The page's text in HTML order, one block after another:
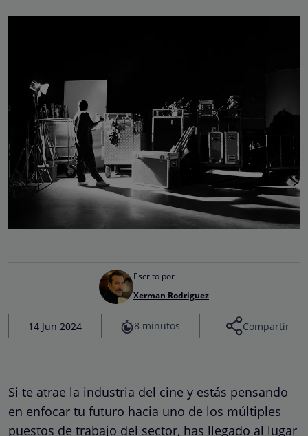
Escrito por
Xerman Rodriguez
14 Jun 2024 8 minutos Compartir
Si te atrae la industria del cine y estás pensando
en enfocar tu futuro hacia uno de los múltiples
puestos de trabajo del sector, has llegado al lugar